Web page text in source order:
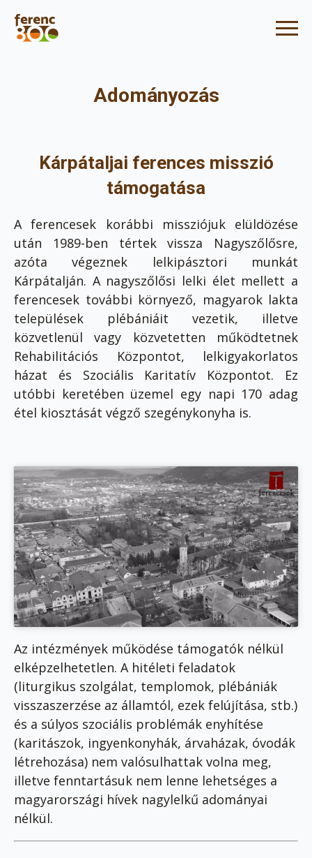
Adományozás
Kárpátaljai ferences misszió
támogatása
A ferencesek korábbi missziójuk elüldözése
után 1989-ben tértek vissza Nagyszőlősre,
azóta végeznek lelkipásztori munkát
Kárpátalján. A nagyszőlősi lelki élet mellett a
ferencesek további környező, magyarok lakta
települések plébániáit vezetik, illetve
közvetlenül vagy közvetetten működtetnek
Rehabilitációs Központot, lelkigyakorlatos
házat és Szociális Karitatív Központot. Ez
utóbbi keretében üzemel egy napi 170 adag
étel kiosztását végző szegénykonyha is.
Az intézmények működése támogatók nélkül
elképzelhetetlen. A hitéleti feladatok
(liturgikus szolgálat, templomok, plébániák
visszaszerzése az államtól, ezek felújítása, stb.)
és a súlyos szociális problémák enyhítése
(karitászok, ingyenkonyhák, árvaházak, óvodák
létrehozása) nem valósulhattak volna meg,
illetve fenntartásuk nem lenne lehetséges a
magyarországi hívek nagylelkű adományai
nélkül.